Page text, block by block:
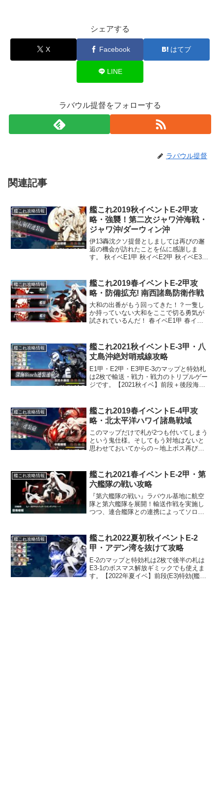
シェアする
X Facebook はてブ
LINE
ラバウル提督をフォローする
ラバウル提督
関連記事
艦これ攻略情報
艦これ2019秋イベントE-2甲攻
略・強襲！第二次ジャワ沖海戦・
ジャワ沖/ダーウィン沖
伊13轟沈クソ提督としましては再びの邂
逅の機会が訪れたことを仏に感謝しま
す。 秋イベE1甲 秋イベE2甲 秋イベE3甲
湾水鬼にA勝利2回でルート開放ギミッ...
艦これ攻略情報
艦これ2019春イベントE-2甲攻
略・防備拡充! 南西諸島防衛作戦
大和の出番がもう回ってきた！？一隻し
か持っていない大和をここで切る勇気が
試されているんだ！ 春イベE1甲 春イベ
逐艦は後段のE4E5でも出番が回ってくる
子がい...
艦これ攻略情報
艦これ2021秋イベントE-3甲・八
丈島沖絶対哨戒線攻略
E1甲・E2甲・E3甲E-3のマップと特効札
は2枚で輸送・戦力・戦力のトリプルゲー
ジです。【2021秋イベ】前段＋後段海域
思います。全体を通して一番、特効艦...
艦これ攻略情報
艦これ2019春イベントE-4甲攻
略・北太平洋ハワイ諸島戦域
このマップだけで札が2つも付いてしまう
という鬼仕様。そしてもう対地はないと
思わせておいてからの～地上ボス再び。
そろっていませんが、次のE5で長門・陸
奥・...
艦これ攻略情報
艦これ2021春イベントE-2甲・第
六艦隊の戦い攻略
『第六艦隊の戦い』ラバウル基地に航空
隊と第六艦隊を展開！輸送作戦を実施し
つつ、連合艦隊との連携によってソロモ
置により札が付与されます。1番と3番が
第六艦隊札・2番が...
艦これ攻略情報
艦これ2022夏初秋イベントE-2
甲・アデン湾を抜けて攻略
E-2のマップと特効札は2枚で後半の札は
E3-1のボスマス解放ギミックでも使えま
す。【2022年夏イベ】前段(E3)特効(艦、